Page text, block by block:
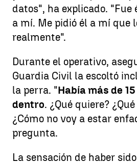
datos", ha explicado. "Fue
a mí. Me pidió él a mí que
realmente".
Durante el operativo,
Guardia Civil la escoltó
la perra. "Había más de
dentro. ¿Qué quiere?
¿Cómo no voy a estar
pregunta.
La sensación de haber